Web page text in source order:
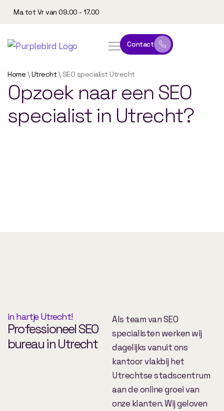
Ma tot Vr van 09.00 - 17.00
Contact
Home \Utrecht\ SEO specialist Utrecht
Opzoek naar een SEO
specialist in Utrecht?
in hartje Utrecht!
Professioneel SEO
bureau in Utrecht
Als team van SEO
specialisten werken wij
dagelijks vanuit ons
kantoor vlakbij het
Utrechtse stadscentrum
aan de online groei van
onze klanten. Wij geloven